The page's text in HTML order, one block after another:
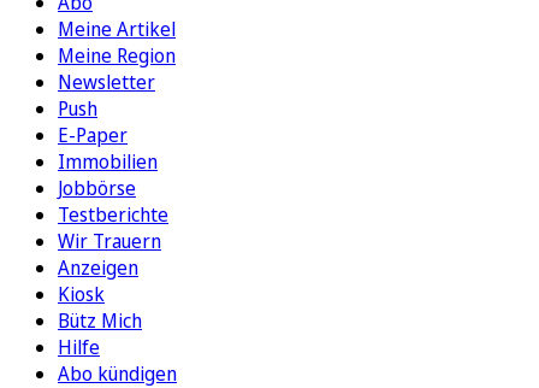
Meine Artikel
Meine Region
Newsletter
Push
E-Paper
Immobilien
Jobbörse
Testberichte
Wir Trauern
Anzeigen
Kiosk
Bütz Mich
Hilfe
Abo kündigen